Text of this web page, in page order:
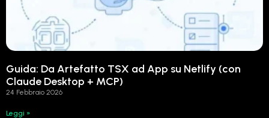
Guida: Da Artefatto TSX ad App su Netlify (con
Claude Desktop + MCP)
24 Febbraio 2026
Leggi »